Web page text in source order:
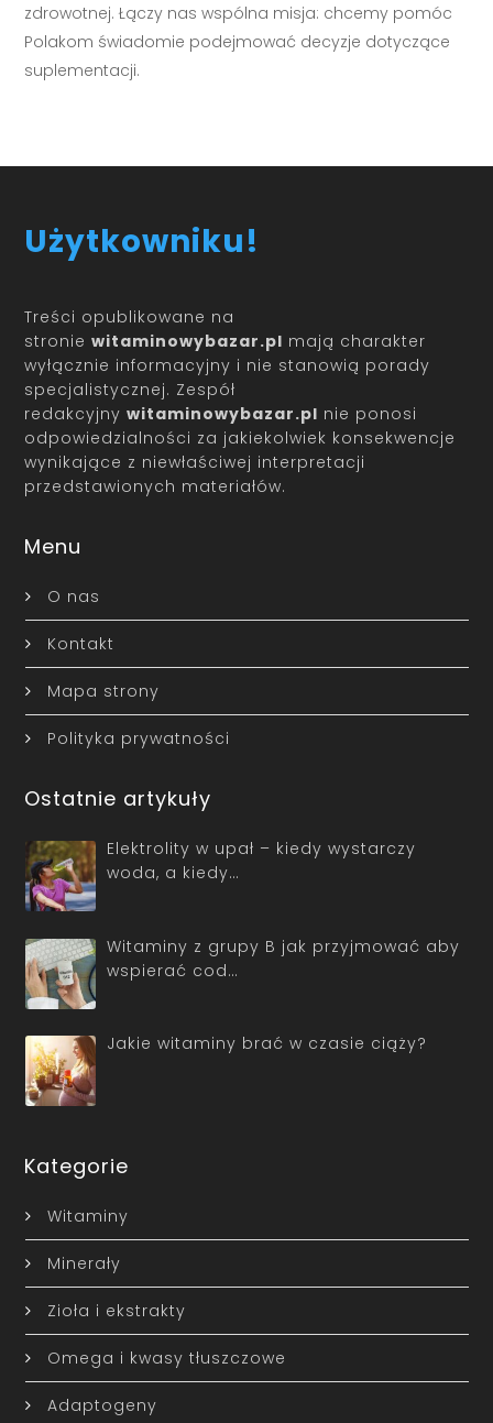
zdrowotnej. Łączy nas wspólna misja: chcemy pomóc
Polakom świadomie podejmować decyzje dotyczące
suplementacji.
Użytkowniku!
Treści opublikowane na
stroniewitaminowybazar.pl mają charakter
wyłącznie informacyjny i nie stanowią porady
specjalistycznej. Zespół
redakcyjnywitaminowybazar.pl nie ponosi
odpowiedzialności za jakiekolwiek konsekwencje
wynikające z niewłaściwej interpretacji
przedstawionych materiałów.
Menu
O nas
Kontakt
Mapa strony
Polityka prywatności
Ostatnie artykuły
Elektrolity w upał – kiedy wystarczy
woda, a kiedy…
Witaminy z grupy B jak przyjmować aby
wspierać cod…
Jakie witaminy brać w czasie ciąży?
Kategorie
Witaminy
Minerały
Zioła i ekstrakty
Omega i kwasy tłuszczowe
Adaptogeny